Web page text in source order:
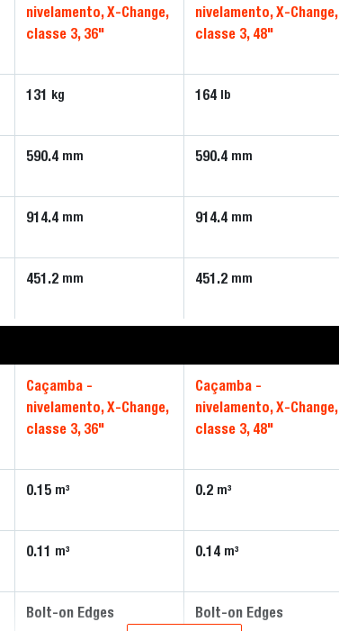
nivelamento, X-Change,
classe 3, 36"
nivelamento, X-Change,
classe 3, 48"
131 kg 164 lb
590.4 mm 590.4 mm
914.4 mm 914.4 mm
451.2 mm 451.2 mm
Caçamba -
nivelamento, X-Change,
classe 3, 36"
Caçamba -
nivelamento, X-Change,
classe 3, 48"
0.15 m³ 0.2 m³
0.11 m³ 0.14 m³
Bolt-on Edges Bolt-on Edges